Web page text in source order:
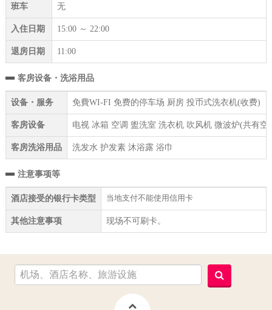
班车 无
入住日期 15:00 ～ 22:00
退房日期 11:00
客房设备・洗浴用品
设备・服务 免費WI-FI 免费的停车场 厨房 投币式洗衣机(收费)
客房设备 电视 冰箱 空调 盥洗室 洗衣机 吹风机 微波炉(共有空
客房洗浴用品 洗发水 护发素 沐浴露 浴巾
注意事项等
酒店接受的银行卡类型 当地支付不能使用信用卡
其他注意事项 现场不可刷卡。